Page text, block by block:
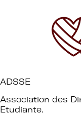
ADSSE
Association des
Etudiante.